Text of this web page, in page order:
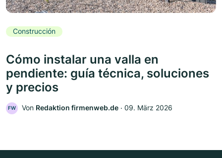
Construcción
Cómo instalar una valla en
pendiente: guía técnica, soluciones
y precios
FW Von Redaktion firmenweb.de ‧ 09. März 2026